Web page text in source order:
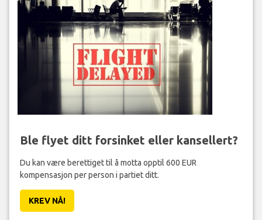
Ble flyet ditt forsinket eller kansellert?
Du kan være berettiget til å motta opptil 600 EUR
kompensasjon per person i partiet ditt.
KREV NÅ!